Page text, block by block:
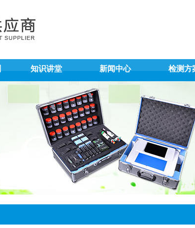
知识讲堂 新闻中心 检测方